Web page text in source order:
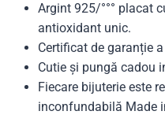
Argint 925/°°° placat
antioxidant unic.
Certificat de garanție
Cutie și pungă cadou
Fiecare bijuterie este
inconfundabilă Made